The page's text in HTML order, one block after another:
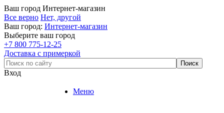
Ваш город Интернет-магазин
Все верно Нет, другой
Ваш город: Интернет-магазин
Выберите ваш город
+7 800 775-12-25
Доставка с примеркой
Вход
Меню